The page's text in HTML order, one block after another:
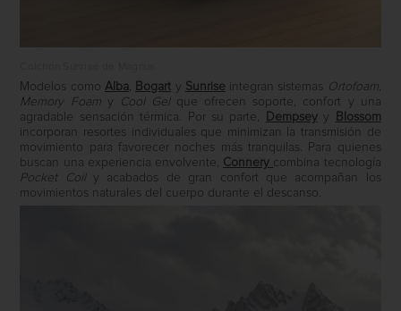
Modelos como Alba, Bogart y Sunriseintegran sistemas Ortofoam,
Memory Foamy Cool Gelque ofrecen soporte, confort y una
agradable sensación térmica. Por su parte,
Dempseyy
Blossom
incorporan resortes individuales que minimizan la transmisión de
movimiento para favorecer noches más tranquilas. Para quienes
buscan una experiencia envolvente, Connery combina tecnología
Pocket Coily acabados de gran confort que acompañan los
movimientos naturales del cuerpo durante el descanso.